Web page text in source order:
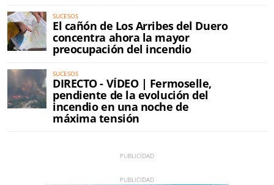
SUCESOS
El cañón de Los Arribes del Duero
concentra ahora la mayor
preocupación del incendio
SUCESOS
DIRECTO - VÍDEO | Fermoselle,
pendiente de la evolución del
incendio en una noche de
máxima tensión